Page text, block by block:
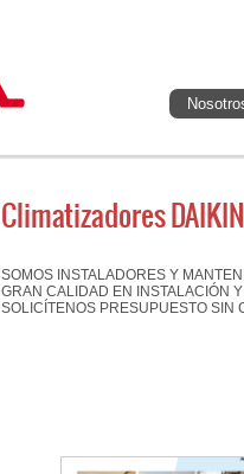
Climatizadores DAIKIN
SOMOS INSTALADORES Y
GRAN CALIDAD EN INSTALACIÓN
SOLICÍTENOS PRESUPUESTO SIN